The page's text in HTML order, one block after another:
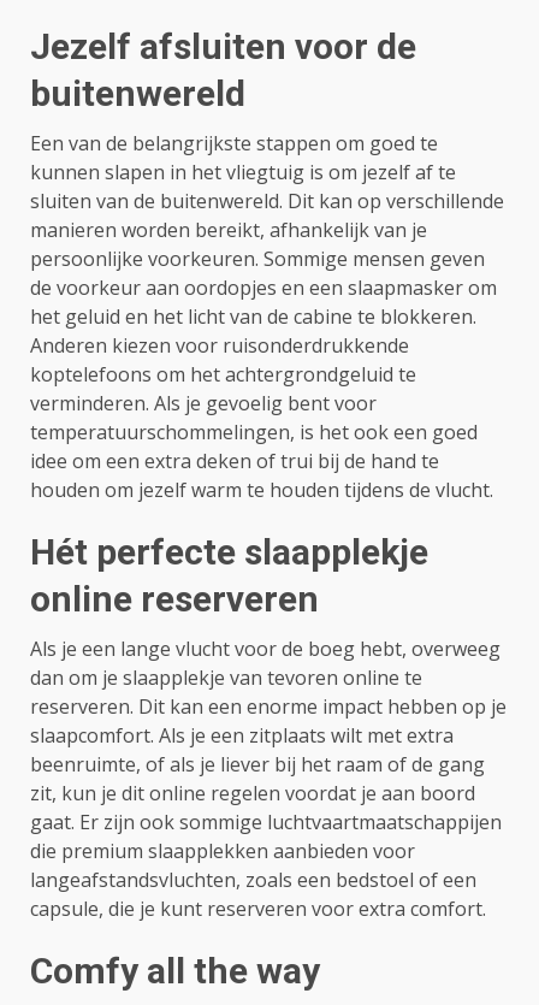
Jezelf afsluiten voor de
buitenwereld
Een van de belangrijkste stappen om goed te
kunnen slapen in het vliegtuig is om jezelf af te
sluiten van de buitenwereld. Dit kan op verschillende
manieren worden bereikt, afhankelijk van je
persoonlijke voorkeuren. Sommige mensen geven
de voorkeur aan oordopjes en een slaapmasker om
het geluid en het licht van de cabine te blokkeren.
Anderen kiezen voor ruisonderdrukkende
koptelefoons om het achtergrondgeluid te
verminderen. Als je gevoelig bent voor
temperatuurschommelingen, is het ook een goed
idee om een ​​extra deken of trui bij de hand te
houden om jezelf warm te houden tijdens de vlucht.
Hét perfecte slaapplekje
online reserveren
Als je een lange vlucht voor de boeg hebt, overweeg
dan om je slaapplekje van tevoren online te
reserveren. Dit kan een enorme impact hebben op je
slaapcomfort. Als je een zitplaats wilt met extra
beenruimte, of als je liever bij het raam of de gang
zit, kun je dit online regelen voordat je aan boord
gaat. Er zijn ook sommige luchtvaartmaatschappijen
die premium slaapplekken aanbieden voor
langeafstandsvluchten, zoals een bedstoel of een
capsule, die je kunt reserveren voor extra comfort.
Comfy all the way